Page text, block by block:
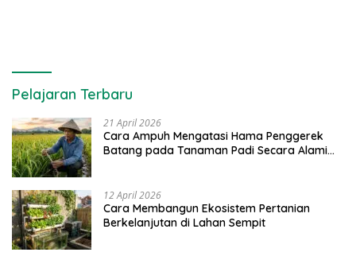
Pelajaran Terbaru
21 April 2026
Cara Ampuh Mengatasi Hama Penggerek
Batang pada Tanaman Padi Secara Alami
12 April 2026
Cara Membangun Ekosistem Pertanian
Berkelanjutan di Lahan Sempit